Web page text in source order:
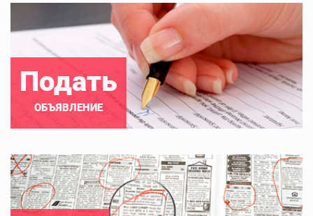
Подать
ОБЪЯВЛЕНИЕ